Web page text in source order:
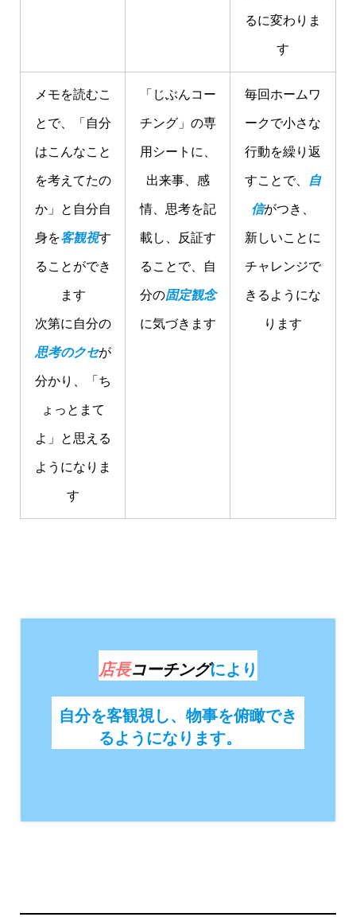
るに変わりま
す
メモを読むこ
とで、「自分
はこんなこと
を考えてたの
か」と自分自
身を客観視す
ることができ
ます
次第に自分の
思考のクセが
分かり、「ち
ょっとまて
よ」と思える
ようになりま
す
「じぶんコー
チング」の専
用シートに、
出来事、感
情、思考を記
載し、反証す
ることで、自
分の固定観念
に気づきます
毎回ホームワ
ークで小さな
行動を繰り返
すことで、 自
信がつき、
新しいことに
チャレンジで
きるようにな
ります
店長コーチングにより
自分を客観視し、物事を俯瞰でき
るようになります。